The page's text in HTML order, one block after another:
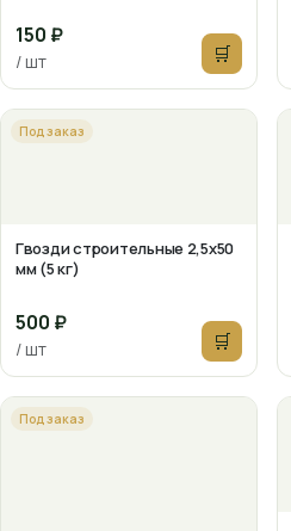
150 ₽
/ шт 🛒
Под заказ
Гвозди строительные 2,5х50
мм (5 кг)
500 ₽
/ шт 🛒
Под заказ